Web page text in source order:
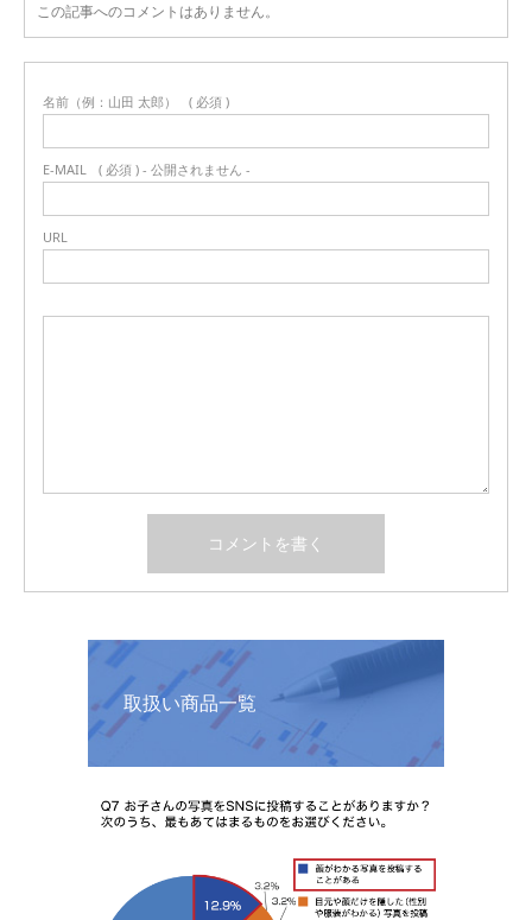
この記事へのコメントはありません。
名前（例：山田 太郎） ( 必須 )
E-MAIL ( 必須 ) - 公開されません -
URL
取扱い商品一覧